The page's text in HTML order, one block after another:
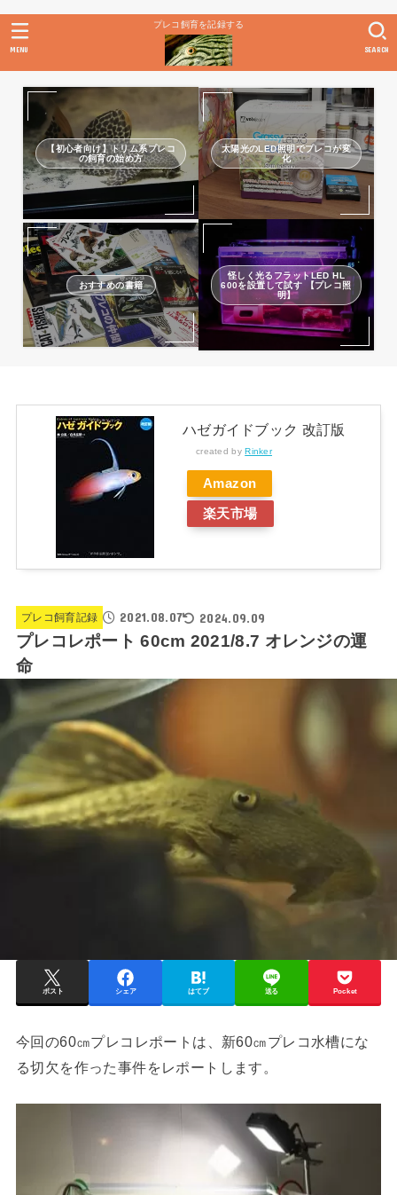
プレコ飼育を記録する
SEARCH
MENU
【初心者向け】トリム系プレコ
の飼育の始め方
太陽光のLED照明でプレコが変
化
おすすめの書籍
怪しく光るフラットLED HL
600を設置して試す 【プレコ照
明】
ハゼガイドブック 改訂版
created byRinker
Amazon
楽天市場
プレコ飼育記録 2021.08.07 2024.09.09
プレコレポート 60cm 2021/8.7 オレンジの運
命
ポスト シェア はてブ 送る Pocket
今回の60㎝プレコレポートは、新60㎝プレコ水槽にな
る切欠を作った事件をレポートします。